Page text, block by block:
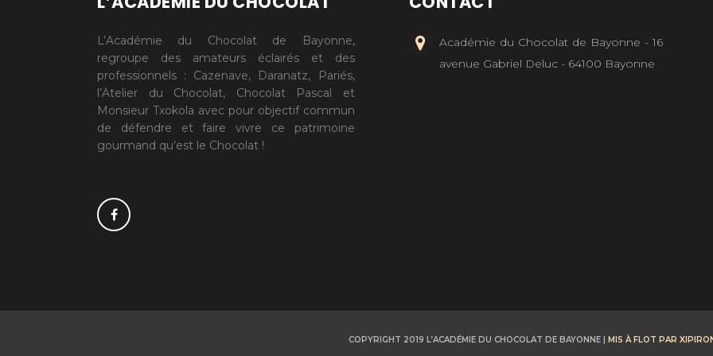
L’Académie du Chocolat de Bayonne,
regroupe des amateurs éclairés et des
professionnels : Cazenave, Daranatz, Pariés,
l’Atelier du Chocolat, Chocolat Pascal et
Monsieur Txokola avec pour objectif commun
de défendre et faire vivre ce patrimoine
gourmand qu’est le Chocolat !
Académie du Chocolat de Bayonne - 16
avenue Gabriel Deluc - 64100 Bayonne
COPYRIGHT 2019 L’ACADÉMIE DU CHOCOLAT DE BAYONNE | MIS À FLOT PAR